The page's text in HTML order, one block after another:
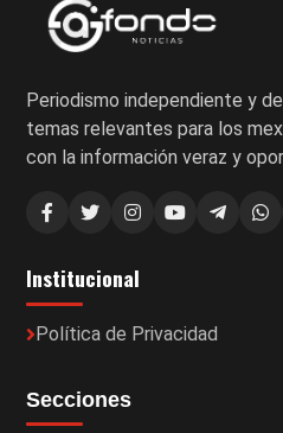
Periodismo independiente y
temas relevantes para los
con la información veraz y
Institucional
Política de Privacidad
Secciones